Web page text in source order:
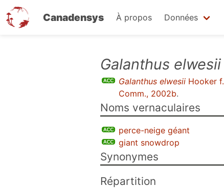
Canadensys À propos Données
Galanthus elwesii
Galanthus elwesii Hooker f.
Comm., 2002b.
Noms vernaculaires
perce-neige géant
giant snowdrop
Synonymes
Répartition